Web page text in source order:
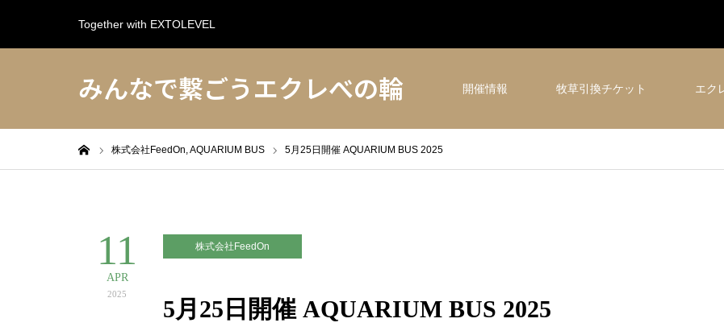
Together with EXTOLEVEL
みんなで繋ごうエクレべの輪 開催情報 牧草引換チケット エク
株式会社FeedOn,AQUARIUM BUS 5月25日開催 AQUARIUM BUS 2025
11
APR
2025
株式会社FeedOn
5月25日開催 AQUARIUM BUS 2025